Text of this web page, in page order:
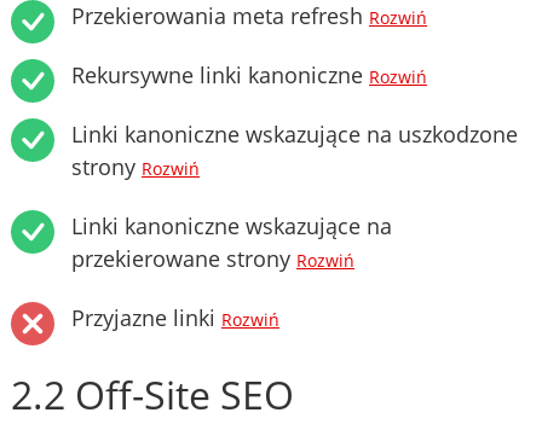
Przekierowania meta refresh Rozwiń
Rekursywne linki kanoniczne Rozwiń
Linki kanoniczne wskazujące na uszkodzone
strony Rozwiń
Linki kanoniczne wskazujące na
przekierowane strony Rozwiń
Przyjazne linki Rozwiń
2.2 Off-Site SEO